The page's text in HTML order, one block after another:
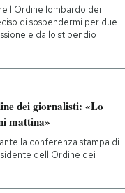
l'Ordine lombardo dei
di sospendermi per due
e dallo stipendio
dei giornalisti: «Lo
mattina»
la conferenza stampa di
dell'Ordine dei